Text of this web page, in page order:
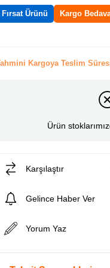
Fırsat Ürünü Kargo
Kargoya Teslim
Ürün
Karşılaştır
Gelince Haber Ver
Yorum Yaz